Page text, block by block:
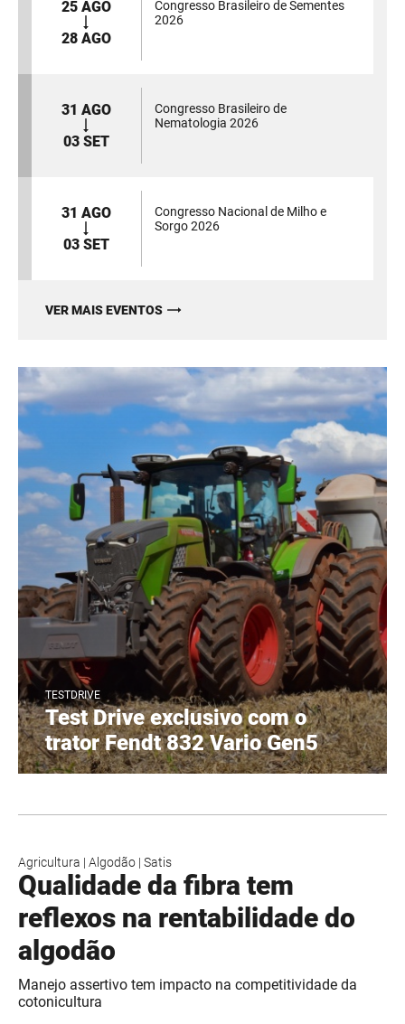
25 AGO
28 AGO
Congresso Brasileiro de Sementes
2026
31 AGO
03 SET
Congresso Brasileiro de
Nematologia 2026
31 AGO
03 SET
Congresso Nacional de Milho e
Sorgo 2026
VER MAIS EVENTOS
TESTDRIVE
Test Drive exclusivo com o
trator Fendt 832 Vario Gen5
Agricultura | Algodão | Satis
Qualidade da fibra tem
reflexos na rentabilidade do
algodão
Manejo assertivo tem impacto na competitividade da
cotonicultura